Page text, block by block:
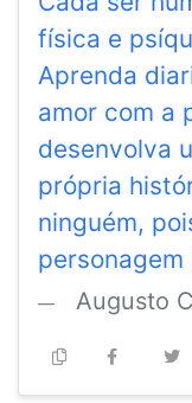
física e
Aprenda
amor com a
desenvolva
própria
ninguém,
Augusto